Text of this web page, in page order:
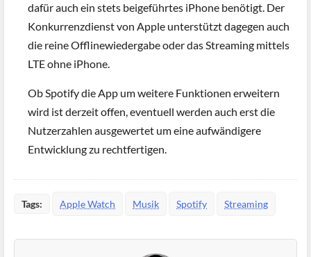
dafür auch ein stets beigeführtes iPhone benötigt. Der
Konkurrenzdienst von Apple unterstützt dagegen auch
die reine Offlinewiedergabe oder das Streaming mittels
LTE ohne iPhone.
Ob Spotify die App um weitere Funktionen erweitern
wird ist derzeit offen, eventuell werden auch erst die
Nutzerzahlen ausgewertet um eine aufwändigere
Entwicklung zu rechtfertigen.
Tags: Apple Watch Musik Spotify Streaming